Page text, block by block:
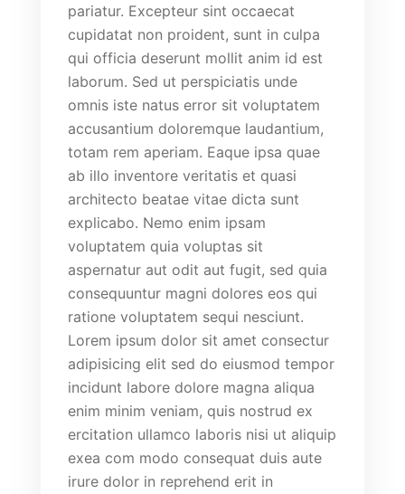
pariatur. Excepteur sint occaecat
cupidatat non proident, sunt in culpa
qui officia deserunt mollit anim id est
laborum. Sed ut perspiciatis unde
omnis iste natus error sit voluptatem
accusantium doloremque laudantium,
totam rem aperiam. Eaque ipsa quae
ab illo inventore veritatis et quasi
architecto beatae vitae dicta sunt
explicabo. Nemo enim ipsam
voluptatem quia voluptas sit
aspernatur aut odit aut fugit, sed quia
consequuntur magni dolores eos qui
ratione voluptatem sequi nesciunt.
Lorem ipsum dolor sit amet consectur
adipisicing elit sed do eiusmod tempor
incidunt labore dolore magna aliqua
enim minim veniam, quis nostrud ex
ercitation ullamco laboris nisi ut aliquip
exea com modo consequat duis aute
irure dolor in reprehend erit in